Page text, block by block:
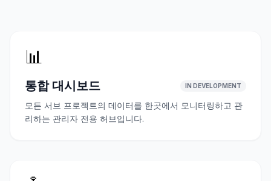
📊
통합 대시보드 IN DEVELOPMENT
모든 서브 프로젝트의 데이터를 한곳에서 모니터링하고 관
리하는 관리자 전용 허브입니다.